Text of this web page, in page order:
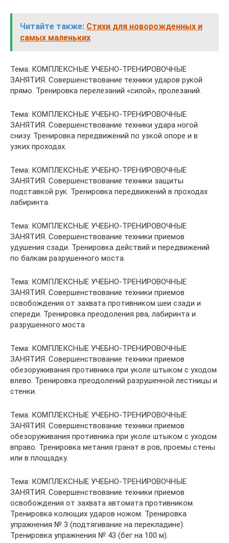
Читайте также: Стихи для новорожденных и
самых маленьких
Тема: КОМПЛЕКСНЫЕ УЧЕБНО-ТРЕНИРОВОЧНЫЕ
ЗАНЯТИЯ. Совершенствование техники ударов рукой
прямо. Тренировка перелезаний «силой», пролезаний.
Тема: КОМПЛЕКСНЫЕ УЧЕБНО-ТРЕНИРОВОЧНЫЕ
ЗАНЯТИЯ. Совершенствование техники удара ногой
снизу. Тренировка передвижений по узкой опоре и в
узких проходах.
Тема: КОМПЛЕКСНЫЕ УЧЕБНО-ТРЕНИРОВОЧНЫЕ
ЗАНЯТИЯ. Совершенствование техники защиты
подставкой рук. Тренировка передвижений в проходах
лабиринта.
Тема: КОМПЛЕКСНЫЕ УЧЕБНО-ТРЕНИРОВОЧНЫЕ
ЗАНЯТИЯ. Совершенствование техники приемов
удушения сзади. Тренировка действий и передвижений
по балкам разрушенного моста.
Тема: КОМПЛЕКСНЫЕ УЧЕБНО-ТРЕНИРОВОЧНЫЕ
ЗАНЯТИЯ. Совершенствование техники приемов
освобождения от захвата противником шеи сзади и
спереди. Тренировка преодоления рва, лабиринта и
разрушенного моста
Тема: КОМПЛЕКСНЫЕ УЧЕБНО-ТРЕНИРОВОЧНЫЕ
ЗАНЯТИЯ. Совершенствование техники приемов
обезоруживания противника при уколе штыком с уходом
влево. Тренировка преодолений разрушенной лестницы и
стенки.
Тема: КОМПЛЕКСНЫЕ УЧЕБНО-ТРЕНИРОВОЧНЫЕ
ЗАНЯТИЯ. Совершенствование техники приемов
обезоруживания противника при уколе штыком с уходом
вправо. Тренировка метания гранат в ров, проемы стены
или в площадку.
Тема: КОМПЛЕКСНЫЕ УЧЕБНО-ТРЕНИРОВОЧНЫЕ
ЗАНЯТИЯ. Совершенствование техники приемов
освобождения от захвата автомата противником.
Тренировка колющих ударов ножом. Тренировка
упражнения № 3 (подтягивание на перекладине).
Тренировка упражнения № 43 (бег на 100 м).